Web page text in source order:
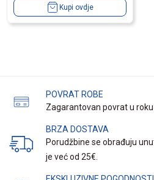
Kupi ovdje
POVRAT ROBE
Zagarantovan povrat u
BRZA DOSTAVA
Porudžbine se obrađuju
je već od 25€.